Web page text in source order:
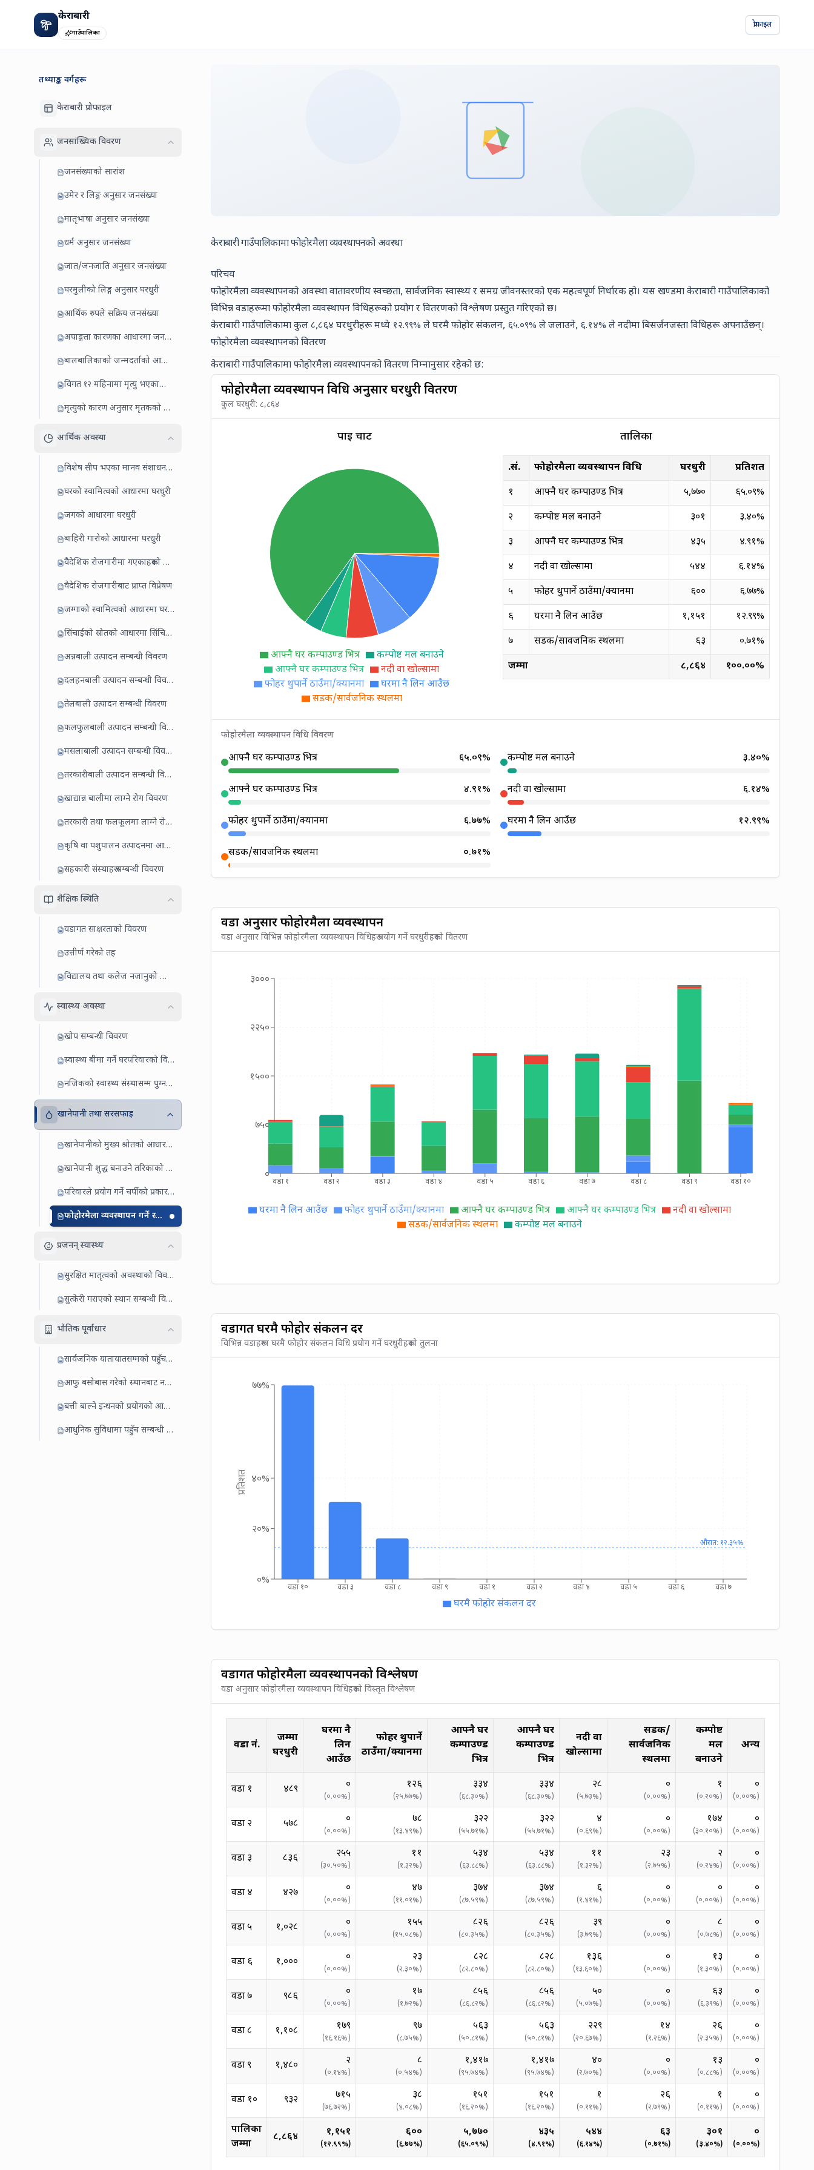
केराबारी
गाउँपालिका
प्रोफाइल
तथ्याङ्क वर्गहरू
केराबारी प्रोफाइल
जनसांख्यिक विवरण
जनसंख्याको सारांश
उमेर र लिङ्ग अनुसार जनसंख्या
मातृभाषा अनुसार जनसंख्या
धर्म अनुसार जनसंख्या
जात/जनजाति अनुसार जनसंख्या
घरमुलीको लिङ्ग अनुसार घरधुरी
आर्थिक रुपले सक्रिय जनसंख्या
अपाङ्गता कारणका आधारमा जनसंख्या
बालबालिकाको जन्मदर्ताको आधारमा जनसंख्या
विगत १२ महिनामा मृत्यु भएकाको विवरण
मृत्युको कारण अनुसार मृतकको संख्या
आर्थिक अवस्था
विशेष सीप भएका मानव संशाधनको विवरण
घरको स्वामित्वको आधारमा घरधुरी
जगको आधारमा घरधुरी
बाहिरी गारोको आधारमा घरधुरी
वैदेशिक रोजगारीमा गएकाहरूको विवरण
वैदेशिक रोजगारीबाट प्राप्त विप्रेषण
जग्गाको स्वामित्वको आधारमा घरधुरी
सिंचाईको स्रोतको आधारमा सिंचित जमिन
अन्नबाली उत्पादन सम्बन्धी विवरण
दलहनबाली उत्पादन सम्बन्धी विवरण
तेलबाली उत्पादन सम्बन्धी विवरण
फलफुलबाली उत्पादन सम्बन्धी विवरण
मसलाबाली उत्पादन सम्बन्धी विवरण
तरकारीबाली उत्पादन सम्बन्धी विवरण
खाद्यान्न बालीमा लाग्ने रोग विवरण
तरकारी तथा फलफूलमा लाग्ने रोग/किरा
कृषि वा पशुपालन उत्पादनमा आबद्ध घरधुरी
सहकारी संस्थाहरू सम्बन्धी विवरण
शैक्षिक स्थिति
वडागत साक्षरताको विवरण
उत्तीर्ण गरेको तह
विद्यालय तथा कलेज नजानुको कारण
स्वास्थ्य अवस्था
खोप सम्बन्धी विवरण
स्वास्थ्य बीमा गर्ने घरपरिवारको विवरण
नजिकको स्वास्थ्य संस्थासम्म पुग्न लाग्ने समय
खानेपानी तथा सरसफाइ
खानेपानीको मुख्य श्रोतको आधारमा घरधुरी
खानेपानी शुद्ध बनाउने तरिकाको आधारमा घरधुरी
परिवारले प्रयोग गर्ने चर्पीको प्रकारका आधारमा घरधुरी
फोहोरमैला व्यवस्थापन गर्ने स्थानको आधारमा घरधुरी
प्रजनन् स्वास्थ्य
सुरक्षित मातृत्वको अवस्थाको विवरण
सुत्केरी गराएको स्थान सम्बन्धी विवरण
भौतिक पूर्वाधार
सार्वजनिक यातायातसम्मको पहुँचको अवस्था
आफु बसोबास गरेको स्थानबाट नजिकका बजार केन्द्रसम्म लाग्ने अनुमानित समय
बत्ती बाल्ने इन्धनको प्रयोगको आधारमा
आधुनिक सुविधामा पहुँच सम्बन्धी विवरण
केराबारी गाउँपालिकामा फोहोरमैला व्यवस्थापनको अवस्था
परिचय
फोहोरमैला व्यवस्थापनको अवस्था वातावरणीय स्वच्छता, सार्वजनिक स्वास्थ्य र समग्र जीवनस्तरको एक महत्वपूर्ण निर्धारक हो। यस खण्डमा केराबारी गाउँपालिकाको
विभिन्न वडाहरूमा फोहोरमैला व्यवस्थापन विधिहरूको प्रयोग र वितरणको विश्लेषण प्रस्तुत गरिएको छ।
केराबारी गाउँपालिकामा कुल८,८६४ घरधुरीहरू मध्ये १२.९९% ले घरमै फोहोर संकलन, ६५.०९% ले जलाउने, ६.१४% ले नदीमा बिसर्जनजस्ता विधिहरू अपनाउँछन्।
फोहोरमैला व्यवस्थापनको वितरण
केराबारी गाउँपालिकामा फोहोरमैला व्यवस्थापनको वितरण निम्नानुसार रहेको छ:
फोहोरमैला व्यवस्थापन विधि अनुसार घरधुरी वितरण
कुल घरधुरी: ८,८६४
पाई चार्ट
आफ्नै घर कम्पाउण्ड भित्र
कम्पोष्ट मल बनाउने
आफ्नै घर कम्पाउण्ड भित्र
नदी वा खोल्सामा
फोहर थुपार्ने ठाउँमा/क्यानमा
घरमा नै लिन आउँछ
सडक/सार्वजनिक स्थलमा
तालिका
क्र.सं. फोहोरमैला व्यवस्थापन विधि घरधुरी
प्रतिशत
१
आफ्नै घर कम्पाउण्ड भित्र ५,७७० ६५.०९%
२
कम्पोष्ट मल बनाउने ३०१ ३.४०%
३
आफ्नै घर कम्पाउण्ड भित्र ४३५ ४.९१%
४
नदी वा खोल्सामा ५४४ ६.१४%
५
फोहर थुपार्ने ठाउँमा/क्यानमा ६०० ६.७७%
६
घरमा नै लिन आउँछ १,१५१ १२.९९%
७
सडक/सार्वजनिक स्थलमा ६३ ०.७१%
जम्मा
८,८६४ १००.००%
फोहोरमैला व्यवस्थापन विधि विवरण
आफ्नै घर कम्पाउण्ड भित्र ६५.०९% कम्पोष्ट मल बनाउने ३.४०%
आफ्नै घर कम्पाउण्ड भित्र ४.९१% नदी वा खोल्सामा ६.१४%
फोहर थुपार्ने ठाउँमा/क्यानमा ६.७७% घरमा नै लिन आउँछ १२.९९%
सडक/सार्वजनिक स्थलमा ०.७१%
वडा अनुसार फोहोरमैला व्यवस्थापन
वडा अनुसार विभिन्न फोहोरमैला व्यवस्थापन विधिहरू प्रयोग गर्ने घरधुरीहरूको वितरण
वडा १ वडा २ वडा ३ वडा ४ वडा ५ वडा ६ वडा ७ वडा ८ वडा ९ वडा १०
०
७५०
१५००
२२५०
३०००
घरमा नै लिन आउँछ फोहर थुपार्ने ठाउँमा/क्यानमा आफ्नै घर कम्पाउण्ड भित्र आफ्नै घर कम्पाउण्ड भित्र
नदी वा खोल्सामा
सडक/सार्वजनिक स्थलमा
कम्पोष्ट मल बनाउने
वडागत घरमै फोहोर संकलन दर
विभिन्न वडाहरूमा घरमै फोहोर संकलन विधि प्रयोग गर्ने घरधुरीहरूको तुलना
वडा १० वडा ३ वडा ८ वडा ९ वडा १ वडा २ वडा ४ वडा ५ वडा ६ वडा ७
०%
२०%
४०%
७७%
प्रतिशत
औसत: १२.३५%
घरमै फोहोर संकलन दर
वडागत फोहोरमैला व्यवस्थापनको विश्लेषण
वडा अनुसार फोहोरमैला व्यवस्थापन विधिहरूको विस्तृत विश्लेषण
वडा नं.
जम्मा
घरधुरी
घरमा नै
लिन
आउँछ
फोहर थुपार्ने
ठाउँमा/क्यानमा
आफ्नै घर
कम्पाउण्ड
भित्र
आफ्नै घर
कम्पाउण्ड
भित्र
नदी वा
खोल्सामा
सडक/
सार्वजनिक
स्थलमा
कम्पोष्ट
मल
बनाउने
अन्य
वडा १ ४८९ ०
(०.००%)
१२६
(२५.७७%)
३३४
(६८.३०%)
३३४
(६८.३०%)
२८
(५.७३%)
०
(०.००%)
१
(०.२०%)
०
(०.००%)
वडा २ ५७८ ०
(०.००%)
७८
(१३.४९%)
३२२
(५५.७१%)
३२२
(५५.७१%)
४
(०.६९%)
०
(०.००%)
१७४
(३०.१०%)
०
(०.००%)
वडा ३ ८३६ २५५
(३०.५०%)
११
(१.३२%)
५३४
(६३.८८%)
५३४
(६३.८८%)
११
(१.३२%)
२३
(२.७५%)
२
(०.२४%)
०
(०.००%)
वडा ४ ४२७ ०
(०.००%)
४७
(११.०१%)
३७४
(८७.५९%)
३७४
(८७.५९%)
६
(१.४१%)
०
(०.००%)
०
(०.००%)
०
(०.००%)
वडा५ १,०२८ ०
(०.००%)
१५५
(१५.०८%)
८२६
(८०.३५%)
८२६
(८०.३५%)
३९
(३.७९%)
०
(०.००%)
८
(०.७८%)
०
(०.००%)
वडा ६ १,००० ०
(०.००%)
२३
(२.३०%)
८२८
(८२.८०%)
८२८
(८२.८०%)
१३६
(१३.६०%)
०
(०.००%)
१३
(१.३०%)
०
(०.००%)
वडा७ ९८६ ०
(०.००%)
१७
(१.७२%)
८५६
(८६.८२%)
८५६
(८६.८२%)
५०
(५.०७%)
०
(०.००%)
६३
(६.३९%)
०
(०.००%)
वडा८ १,१०८ १७९
(१६.१६%)
९७
(८.७५%)
५६३
(५०.८१%)
५६३
(५०.८१%)
२२९
(२०.६७%)
१४
(१.२६%)
२६
(२.३५%)
०
(०.००%)
वडा ९ १,४८० २
(०.१४%)
८
(०.५४%)
१,४१७
(९५.७४%)
१,४१७
(९५.७४%)
४०
(२.७०%)
०
(०.००%)
१३
(०.८८%)
०
(०.००%)
वडा १० ९३२ ७१५
(७६.७२%)
३८
(४.०८%)
१५१
(१६.२०%)
१५१
(१६.२०%)
१
(०.११%)
२६
(२.७९%)
१
(०.११%)
०
(०.००%)
पालिका
जम्मा
८,८६४ १,१५१
(१२.९९%)
६००
(६.७७%)
५,७७०
(६५.०९%)
४३५
(४.९१%)
५४४
(६.१४%)
६३
(०.७१%)
३०१
(३.४०%)
०
(०.००%)